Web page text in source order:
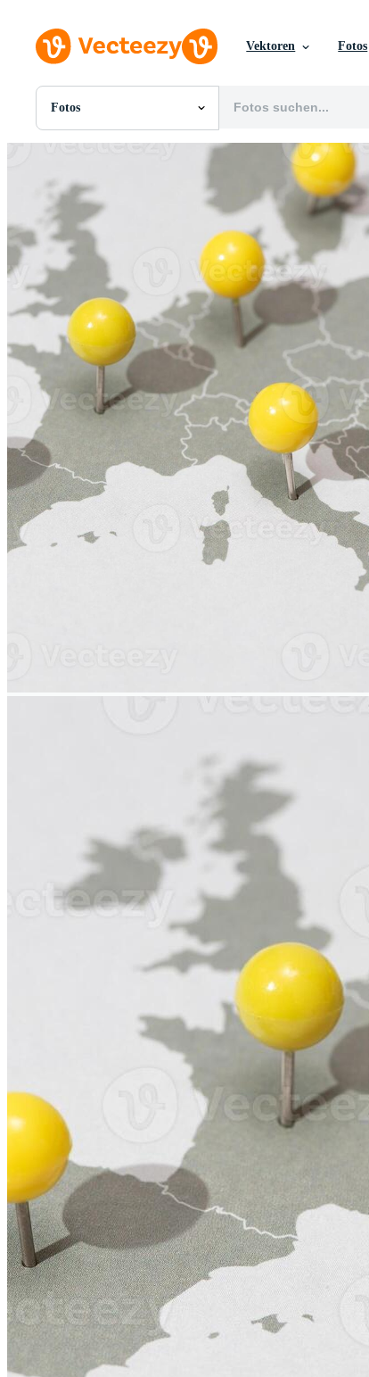
Vektoren Fotos
Fotos
Alle Bilder
PSDs
SVGs
Vorlagen
Videos
Motion Graphics
Redaktionelle Bilder
Redaktionelle Ereignisse